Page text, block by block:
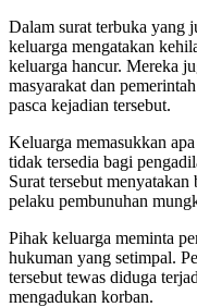
Dalam surat terbuka yang
keluarga mengatakan
keluarga hancur. Mereka
masyarakat dan
pasca kejadian tersebut.
Keluarga memasukkan
tidak tersedia bagi
Surat tersebut
pelaku pembunuhan
Pihak keluarga meminta
hukuman yang setimpal.
tersebut tewas diduga
mengadukan korban.